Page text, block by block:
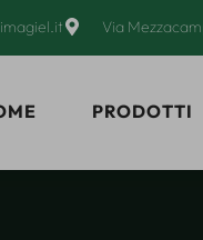
Via
PRODOTTI